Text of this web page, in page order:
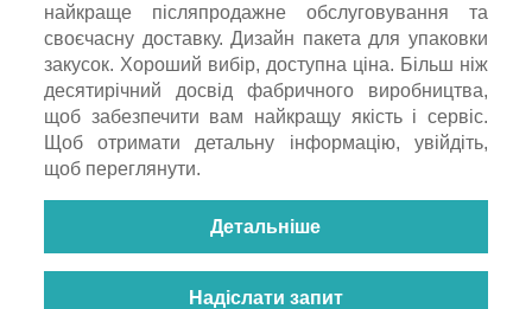
найкраще післяпродажне обслуговування та
своєчасну доставку. Дизайн пакета для упаковки
закусок. Хороший вибір, доступна ціна. Більш ніж
десятирічний досвід фабричного виробництва,
щоб забезпечити вам найкращу якість і сервіс.
Щоб отримати детальну інформацію, увійдіть,
щоб переглянути.
Детальніше
Надіслати запит